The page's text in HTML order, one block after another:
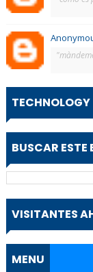
TECHNOLOGY
BUSCAR ESTE
VISITANTES
MENU